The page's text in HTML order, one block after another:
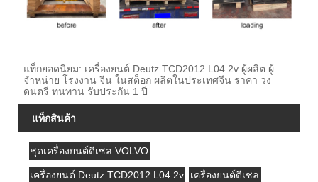
แท็กยอดนิยม: เครื่องยนต์ Deutz TCD2012 L04 2v ผู้ผลิต ผู้
จำหน่าย โรงงาน จีน ในสต็อก ผลิตในประเทศจีน ราคา วง
ดนตรี ทนทาน รับประกัน 1 ปี
แท็กสินค้า
ชุดเครื่องยนต์ดีเซล VOLVO
เครื่องยนต์ Deutz TCD2012 L04 2v เครื่องยนต์ดีเซล